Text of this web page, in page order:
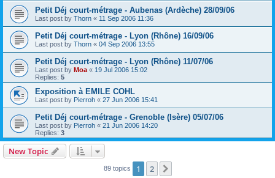
Petit Déj court-métrage - Aubenas (Ardèche) 28/09/06
Last post by Thorn « 11 Sep 2006 11:36
Petit Déj court-métrage - Lyon (Rhône) 16/09/06
Last post by Thorn « 04 Sep 2006 13:55
Petit Déj court-métrage - Lyon (Rhône) 11/07/06
Last post by Moa « 19 Jul 2006 15:02
Replies: 5
Exposition à EMILE COHL
Last post by Pierroh « 27 Jun 2006 15:41
Petit Déj court-métrage - Grenoble (Isère) 05/07/06
Last post by Pierroh « 21 Jun 2006 14:20
Replies: 3
New Topic
89 topics 1 2